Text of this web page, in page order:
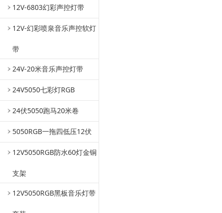
12V-6803幻彩声控灯带
12V-幻彩喷泉音乐声控软灯
带
24V-20米音乐声控灯带
24V5050七彩灯RGB
24伏5050跑马20米卷
5050RGB一拖四低压12伏
12V5050RGB防水60灯金铜
支架
12V5050RGB黑板音乐灯带